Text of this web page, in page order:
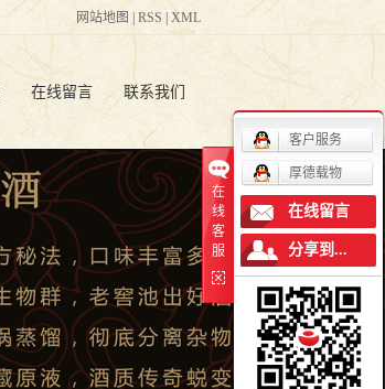
网站地图 RSS XML
在线留言 联系我们
人才招聘
联系方式
留言板
在
线
客
服
客户服务
厚德载物
在线留言
分享到...